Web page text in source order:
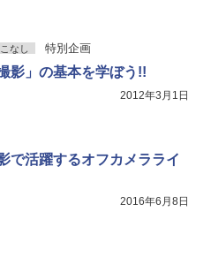
なし 特別企画
影」の基本を学ぼう!!
2012年3月1日
で活躍するオフカメラライ
2016年6月8日